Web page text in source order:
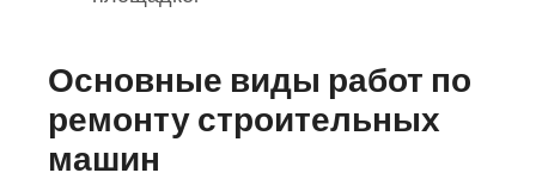
Основные виды работ по
ремонту строительных
машин